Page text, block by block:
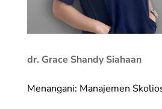
dr. Grace Shandy Siahaan
Menangani: Manajemen